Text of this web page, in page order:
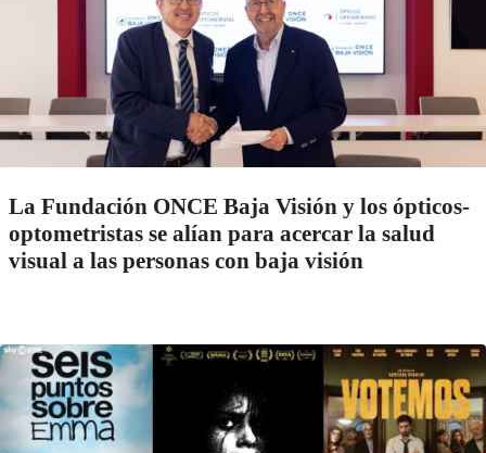
La Fundación ONCE Baja Visión y los ópticos-
optometristas se alían para acercar la salud
visual a las personas con baja visión